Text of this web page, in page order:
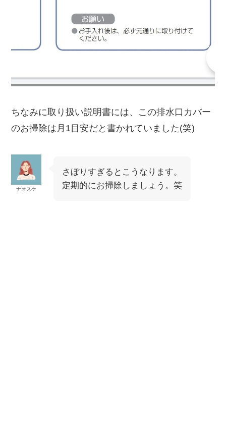
ちなみに取り扱い説明書には、この排水口カバー
のお掃除は月1目安だと書かれていました(笑)
ナオスケ
さぼりすぎるとこうなります。
定期的にお掃除しましょう。笑